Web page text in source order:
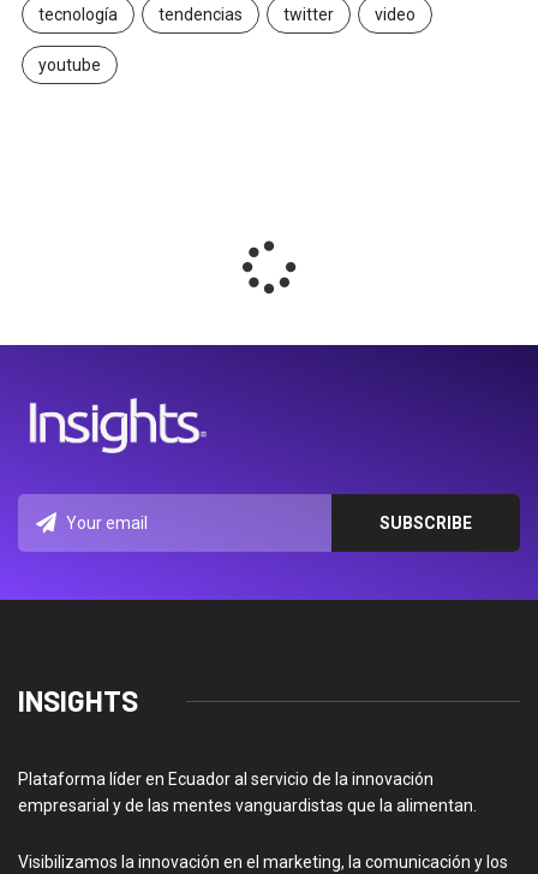
tecnología tendencias twitter video
youtube
INSIGHTS
Plataforma líder en Ecuador al servicio de la innovación
empresarial y de las mentes vanguardistas que la alimentan.
Visibilizamos la innovación en el marketing, la comunicación y los